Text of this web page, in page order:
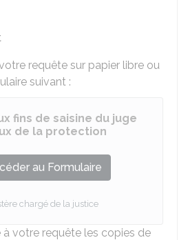
requête sur papier libre ou
suivant :
fins de saisine du juge
de la protection
au Formulaire
chargé de la justice
votre requête les copies de